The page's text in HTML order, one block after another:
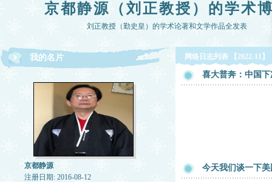
京都静源（刘正教授）的学术
刘正教授（勤史皇）的学术论著和文学作品全发表
我的名片
京都静源
注册日期: 2016-08-12
网络日志列表 【2022-11】
喜大普奔：中国
今天我们谈一下